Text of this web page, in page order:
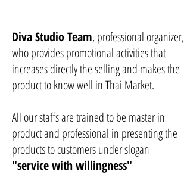
Diva Studio Team, professional organizer,
who provides promotional activities that
increases directly the selling and makes the
product to know well in Thai Market.
All our staffs are trained to be master in
product and professional in presenting the
products to customers under slogan
"service with willingness"